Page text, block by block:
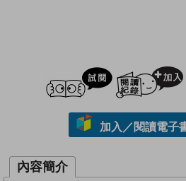
試閲
加入／閱讀電子
內容簡介